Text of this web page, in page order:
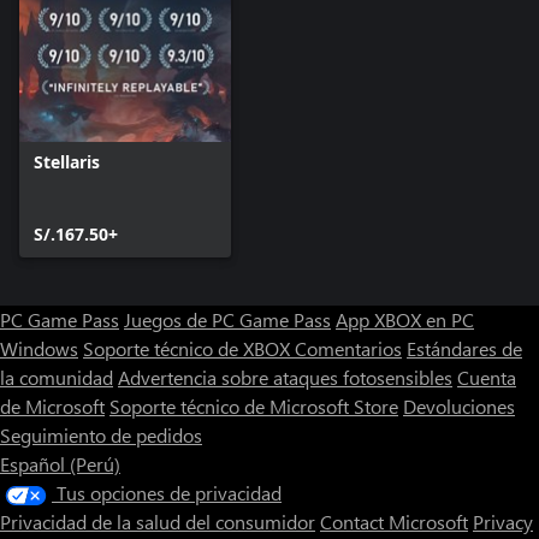
que parábolas y antigüedades; muchas veces puede ser la clave
para comprender nuestro lugar en la galaxia. Utilizando la
investigación arqueológica, descubre artefactos menores, un
nuevo tipo de recurso consumible que puede servir para
fortalecer el imperio.
Stellaris
S/.167.50+
PC Game Pass Juegos de PC Game Pass App XBOX en PC
Windows Soporte técnico de XBOXComentarios Estándares de
la comunidad Advertencia sobre ataques fotosensibles Cuenta
de Microsoft Soporte técnico de Microsoft Store Devoluciones
Seguimiento de pedidos
Español (Perú)
Tus opciones de privacidad
Privacidad de la salud del consumidorContact Microsoft Privacy